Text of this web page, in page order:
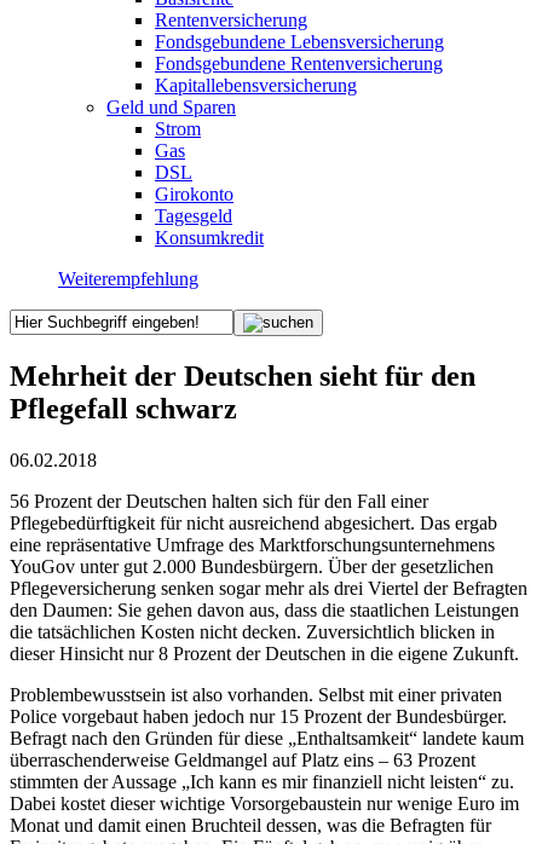
Rentenversicherung
Fondsgebundene Lebensversicherung
Fondsgebundene Rentenversicherung
Kapitallebensversicherung
Geld und Sparen
Strom
Gas
DSL
Girokonto
Tagesgeld
Konsumkredit
Weiterempfehlung
Mehrheit der Deutschen sieht für den
Pflegefall schwarz
06.02.2018
56 Prozent der Deutschen halten sich für den Fall einer
Pflegebedürftigkeit für nicht ausreichend abgesichert. Das ergab
eine repräsentative Umfrage des Marktforschungsunternehmens
YouGov unter gut 2.000 Bundesbürgern. Über der gesetzlichen
Pflegeversicherung senken sogar mehr als drei Viertel der Befragten
den Daumen: Sie gehen davon aus, dass die staatlichen Leistungen
die tatsächlichen Kosten nicht decken. Zuversichtlich blicken in
dieser Hinsicht nur 8 Prozent der Deutschen in die eigene Zukunft.
Problembewusstsein ist also vorhanden. Selbst mit einer privaten
Police vorgebaut haben jedoch nur 15 Prozent der Bundesbürger.
Befragt nach den Gründen für diese „Enthaltsamkeit“ landete kaum
überraschenderweise Geldmangel auf Platz eins – 63 Prozent
stimmten der Aussage „Ich kann es mir finanziell nicht leisten“ zu.
Dabei kostet dieser wichtige Vorsorgebaustein nur wenige Euro im
Monat und damit einen Bruchteil dessen, was die Befragten für